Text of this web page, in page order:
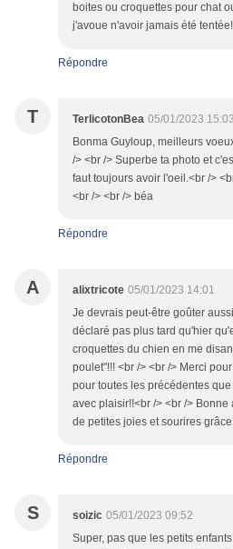
boites ou croquettes pour chat
j'avoue n'avoir jamais été tentée!
Répondre
T TerlicotonBea 05/01/2023 15:03
Bonma Guyloup, meilleurs
/> <br /> Superbe ta photo et
faut toujours avoir l'oeil.<br />
<br /> <br /> béa
Répondre
A alixtricote 05/01/2023 14:01
Je devrais peut-être goûter
déclaré pas plus tard qu'hier
croquettes du chien en me
poulet"!!! <br /> <br /> Merci
pour toutes les précédentes
avec plaisir!!<br /> <br />
de petites joies et sourires
Répondre
S soizic 05/01/2023 09:52
Super, pas que les petits